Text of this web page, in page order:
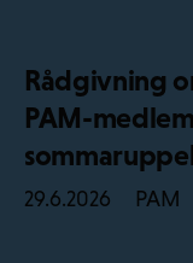
Rådgivning
PAM-
29.6.2026 PAM